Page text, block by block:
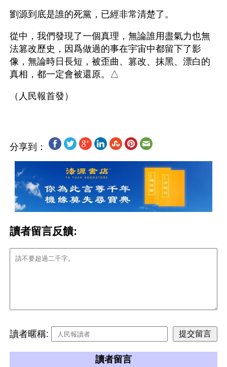
劉源到底是誰的死黨，已經非常清楚了。
從中，我們發現了一個真理，無論誰用盡氣力也無
法篡改歷史，因爲做過的事在宇宙中都留下了影
像，無論時日長短，被歪曲、篡改、抹黑、漂白的
真相，都一定會被還原。△
分享到：
讀者留言反饋:
讀者暱稱:
讀者留言